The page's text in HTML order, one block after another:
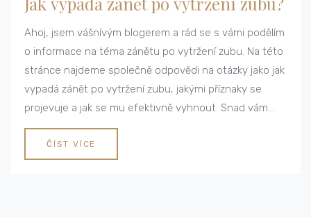
Ahoj, jsem vášnívým blogerem a rád se s vámi podělím
o informace na téma zánětu po vytržení zubu. Na této
stránce najdeme společně odpovědi na otázky jako jak
vypadá zánět po vytržení zubu, jakými příznaky se
projevuje a jak se mu efektivně vyhnout. Snad vám
moje rady a informace pomůžou přizpůsobit se období
po extrakci zubu a předejít možným komplikacím. Bude
to zajímavé, tak se pojďme do toho pustit společně!
ČÍST VÍCE